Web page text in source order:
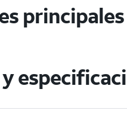
principales